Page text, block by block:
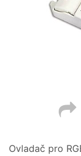
Ovladač pro